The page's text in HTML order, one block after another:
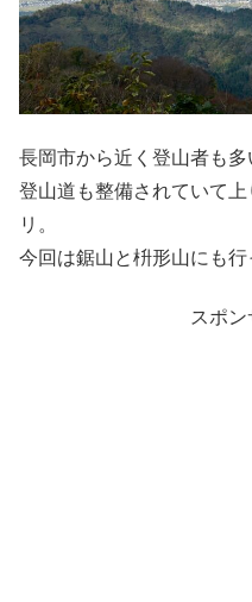
長岡市から近く登山者も多
登山道も整備されていて
リ。
今回は鋸山と枡形山にも行
スポン